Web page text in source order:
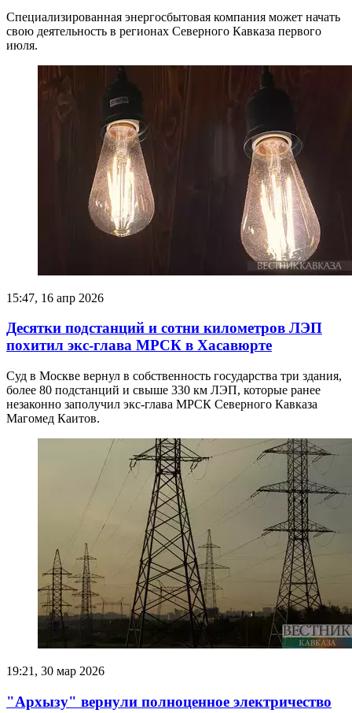
Специализированная энергосбытовая компания может начать
свою деятельность в регионах Северного Кавказа первого
июля.
15:47, 16 апр 2026
Десятки подстанций и сотни километров ЛЭП
похитил экс-глава МРСК в Хасавюрте
Суд в Москве вернул в собственность государства три здания,
более 80 подстанций и свыше 330 км ЛЭП, которые ранее
незаконно заполучил экс-глава МРСК Северного Кавказа
Магомед Каитов.
19:21, 30 мар 2026
"Архызу" вернули полноценное электричество